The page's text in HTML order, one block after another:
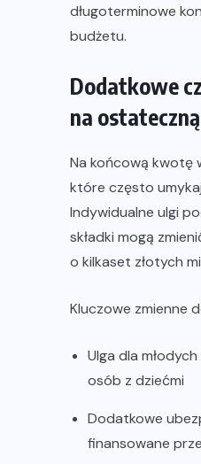
długoterminowe
budżetu.
Dodatkowe
na
Na końcową kwotę
które często
Indywidualne ulgi
składki mogą
o kilkaset złotych
Kluczowe zmienne
Ulga dla
osób z dziećmi
Dodatkowe
finansowane